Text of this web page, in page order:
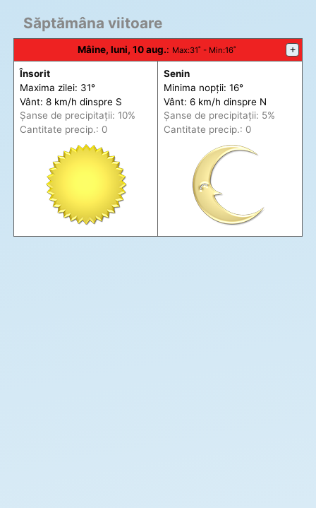
Săptămâna viitoare
Mâine, luni, 10 aug.: Max:31˚ - Min:16˚ +
Însorit
Maxima zilei: 31°
Vânt: 8 km/h dinspre S
Șanse de precipitații: 10%
Cantitate precip.: 0
Senin
Minima nopții: 16°
Vânt: 6 km/h dinspre N
Șanse de precipitații: 5%
Cantitate precip.: 0